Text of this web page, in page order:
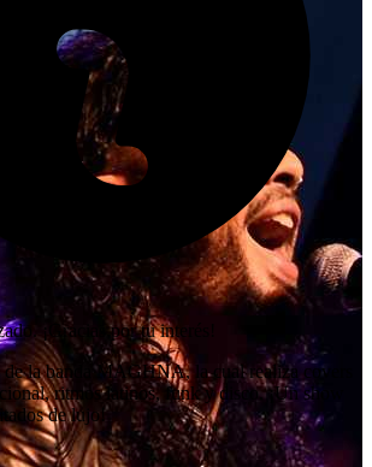
¡Gracias por tu interés!
la banda MAGHNA, la cual realiza covers
ritmos latinos, funk y disco. ¡Un show
de lujo!